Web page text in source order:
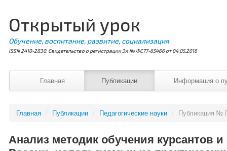
Открытый урок
Обучение, воспитание, развитие, социализация
ISSN 2410-2830. Свидетельство о регистрации Эл № ФС77-65466 от 04.05.2016
Главная Публикации Информация о
Главная / Публикации / Педагогические науки / Публикация №
Анализ методик обучения курсантов